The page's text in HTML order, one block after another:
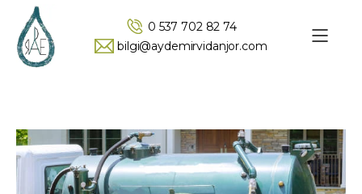
0 537 702 82 74
bilgi@aydemirvidanjor.com